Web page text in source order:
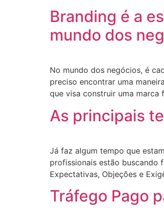
Branding é a
mundo dos
No mundo dos negócios, é
preciso encontrar uma
que visa construir uma
As principais
Já faz algum tempo que
profissionais estão buscando
Expectativas, Objeções e
Tráfego Pago